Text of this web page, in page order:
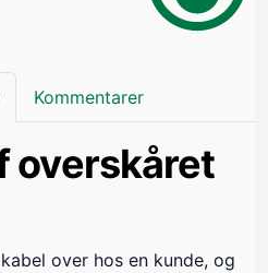
Kommentarer
overskåret
over hos en kunde, og